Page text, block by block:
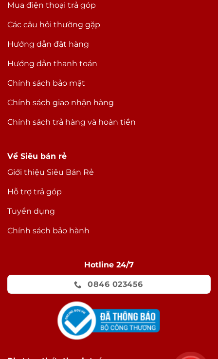
Mua điện thoại trả góp
Các câu hỏi thường gặp
Hướng dẫn đặt hàng
Hướng dẫn thanh toán
Chính sách bảo mật
Chính sách giao nhận hàng
Chính sách trả hàng và hoàn tiền
Về Siêu bán rẻ
Giới thiệu Siêu Bán Rẻ
Hỗ trợ trả góp
Tuyển dụng
Chính sách bảo hành
Hotline 24/7
0846 023456